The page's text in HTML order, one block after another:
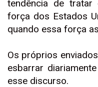
tendência de tratar
força dos Estados
quando essa força
Os próprios
esbarrar
esse discurso.